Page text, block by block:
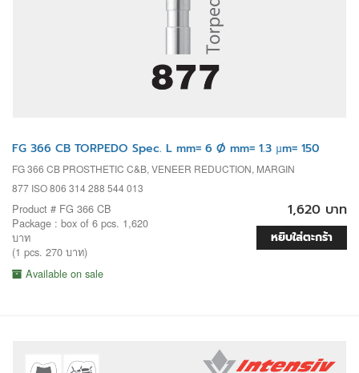
FG 366 CB TORPEDO Spec. L mm= 6 Ø mm= 1.3 µm= 150
FG 366 CB PROSTHETIC C&B, VENEER REDUCTION, MARGIN
877 ISO 806 314 288 544 013
Product # FG 366 CB
Package : box of 6 pcs. 1,620
บาท
(1 pcs. 270 บาท)
Available on sale
1,620 บาท
หยิบใส่ตะกร้า